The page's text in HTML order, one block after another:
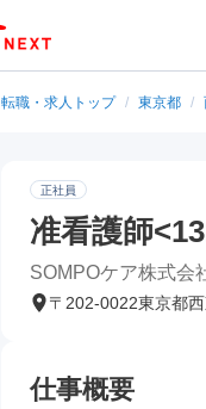
転職・求人トップ / 東京都 /
正社員
准看護師
SOMPOケア株式会
〒202-0022東京都
仕事概要